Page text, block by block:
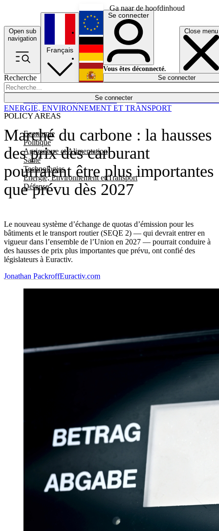
Ga naar de hoofdinhoud
Open sub
navigation
Close menu
Recherche
Se connecter
POLICY AREAS
Economie
Politique
Agriculture et Alimentation
Santé
Technologies
Energie, Environnement et Transport
Défense
Économie
Français
English
Deutsch
Español
Se connecter
Vous êtes déconnecté.
Se connecter
Marché du carbone : la hausses
des prix des carburant
pourraient être plus importantes
que prévu dès 2027
Le nouveau système d’échange de quotas d’émission pour les
bâtiments et le transport routier (SEQE 2) — qui devrait entrer en
vigueur dans l’ensemble de l’Union en 2027 — pourrait conduire à
des hausses de prix plus importantes que prévu, ont confié des
législateurs à Euractiv.
ENERGIE, ENVIRONNEMENT ET TRANSPORT
Jonathan PackroffEuractiv.com